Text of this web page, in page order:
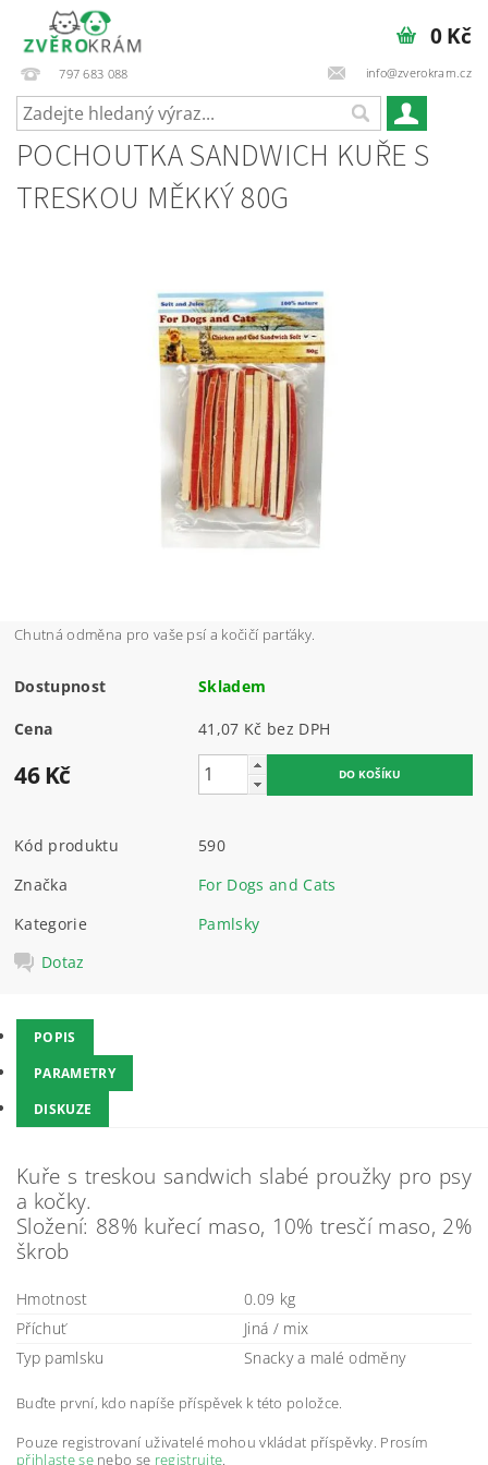
797 683 088 info@zverokram.cz
0 Kč
POCHOUTKA SANDWICH KUŘE S
TRESKOU MĚKKÝ 80G
Chutná odměna pro vaše psí a kočičí parťáky.
Dostupnost Skladem
Cena 41,07 Kč bez DPH
46 Kč
Kód produktu
590
Značka
For Dogs and Cats
Kategorie
Pamlsky
Dotaz
POPIS
PARAMETRY
DISKUZE
Kuře s treskou sandwich slabé proužky pro psy
a kočky.
Složení: 88% kuřecí maso, 10% tresčí maso, 2%
škrob
Hmotnost
0.09 kg
Příchuť
Jiná / mix
Typ pamlsku
Snacky a malé odměny
Buďte první, kdo napíše příspěvek k této položce.
Pouze registrovaní uživatelé mohou vkládat příspěvky. Prosím
přihlaste senebo se registrujte.